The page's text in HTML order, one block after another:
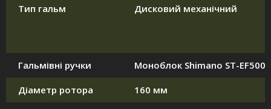
Тип гальм Дисковий механічний
Гальмівні ручки Моноблок Shimano ST-EF500
Діаметр ротора 160 мм